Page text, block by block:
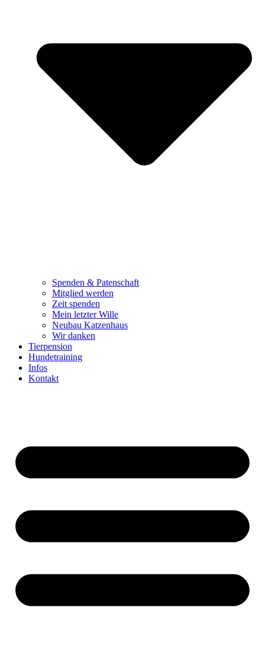
Spenden & Patenschaft
Mitglied werden
Zeit spenden
Mein letzter Wille
Neubau Katzenhaus
Wir danken
Tierpension
Hundetraining
Infos
Kontakt